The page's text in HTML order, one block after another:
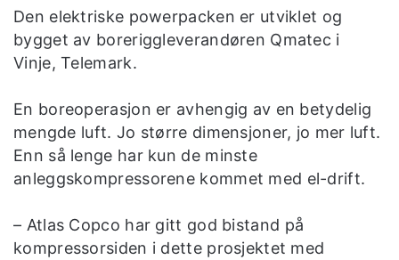
Den elektriske powerpacken er utviklet og
bygget av boreriggleverandøren Qmatec i
Vinje, Telemark.
En boreoperasjon er avhengig av en betydelig
mengde luft. Jo større dimensjoner, jo mer luft.
Enn så lenge har kun de minste
anleggskompressorene kommet med el-drift.
– Atlas Copco har gitt god bistand på
kompressorsiden i dette prosjektet med